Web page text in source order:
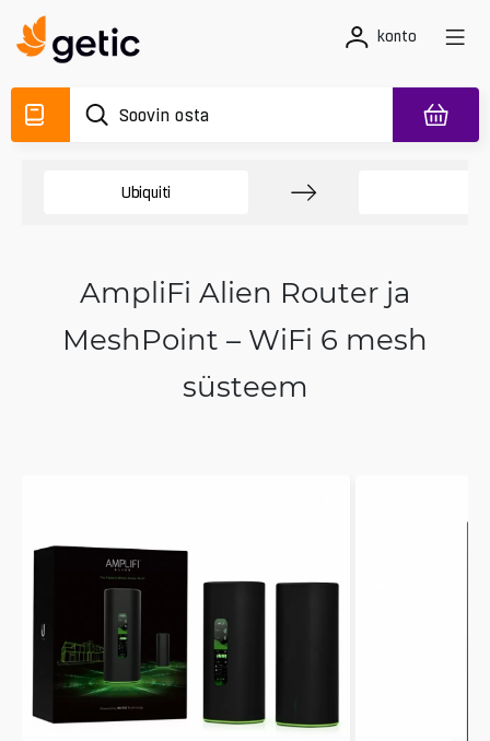
konto
Ubiquiti
AmpliFi Alien Router ja
MeshPoint – WiFi 6 mesh
süsteem